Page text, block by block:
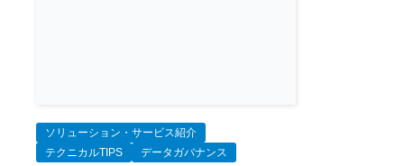
ソリューション・サービス紹介
テクニカルTIPS
データガバナンス